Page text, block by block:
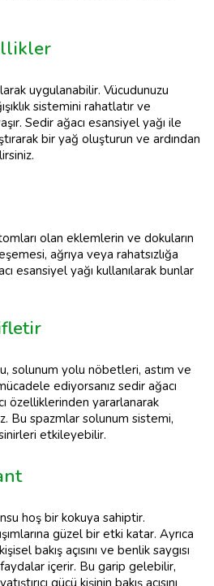
uygulanabilir. Vücudunuzu
sistemini rahatlatır ve
Sedir ağacı esansiyel yağı ile
bir yağ oluşturun ve ardından
olan eklemlerin ve dokuların
ağrıya veya rahatsızlığa
esansiyel yağı kullanılarak bunlar
solunum yolu nöbetleri, astım ve
ediyorsanız sedir ağacı
özelliklerinden yararlanarak
Bu spazmlar solunum sistemi,
etkileyebilir.
hoş bir kokuya sahiptir.
güzel bir etki katar. Ayrıca
bakış açısını ve benlik saygısı
içerir. Bu garip gelebilir,
gücü kişinin bakış açısını